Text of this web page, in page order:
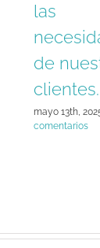
las
de
clientes.
mayo 13th,
comentarios